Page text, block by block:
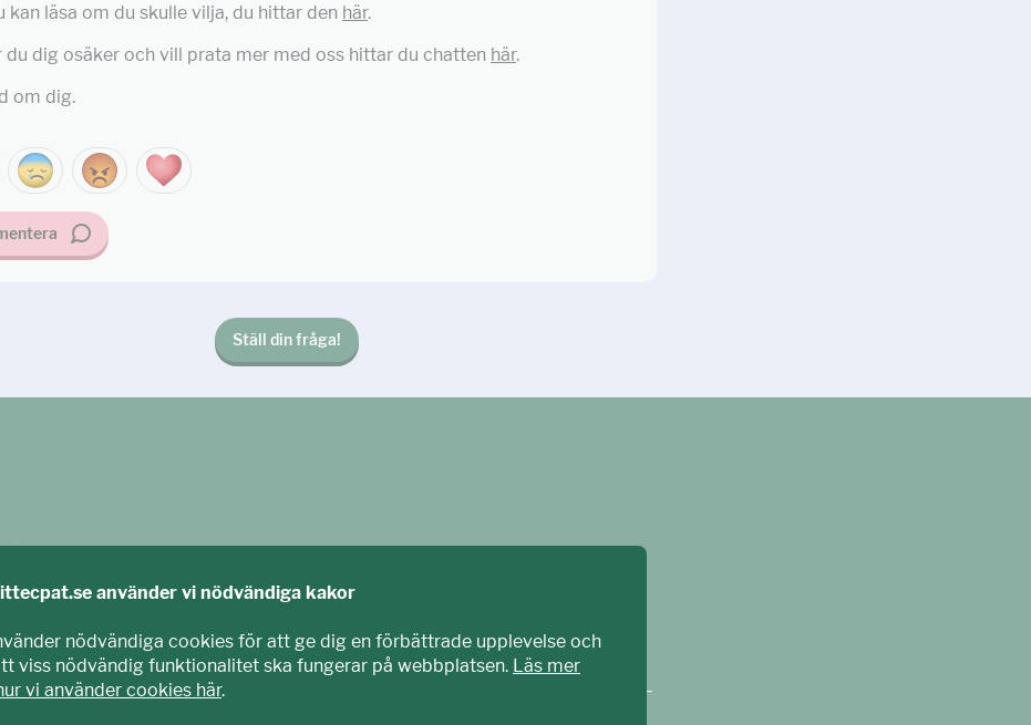
kan läsa om du skulle vilja, du hittar den här.
du dig osäker och vill prata mer med oss hittar du chatten här.
om dig.
Ställ din fråga!
tagits fram tillsammans med barn och unga. Vi är en del av ECPAT Sverige –
som arbetar mot sexuell exploatering av barn.
använder vi nödvändiga kakor
nödvändiga cookies för att ge dig en förbättrade upplevelse och
viss nödvändig funktionalitet ska fungerar på webbplatsen. Läs mer
vi använder cookies här.